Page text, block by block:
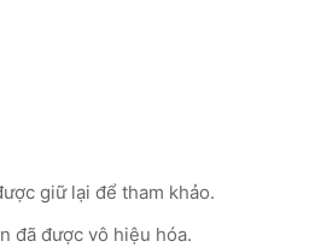
giữ lại để tham khảo.
đã được vô hiệu hóa.